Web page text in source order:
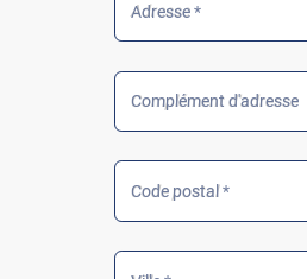
Adresse *
Complément d'adresse
Code postal *